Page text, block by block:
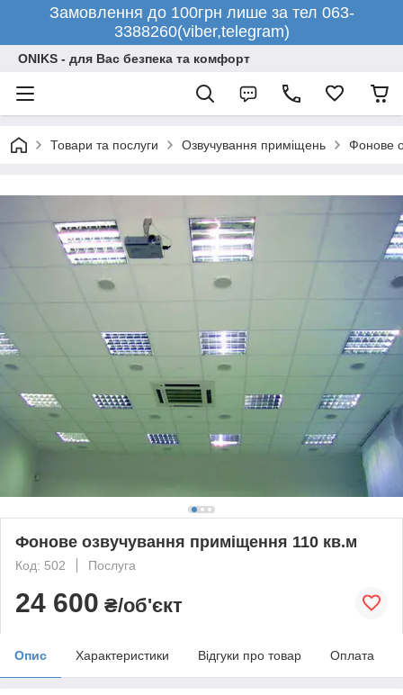
Замовлення до 100грн лише за тел 063-
3388260(viber,telegram)
ONIKS - для Вас безпека та комфорт
Товари та послуги Озвучування приміщень Фонове
Фонове озвучування приміщення 110 кв.м
Код: 502 Послуга
24 600 ₴/об'єкт
Опис Характеристики Відгуки про товар Оплата